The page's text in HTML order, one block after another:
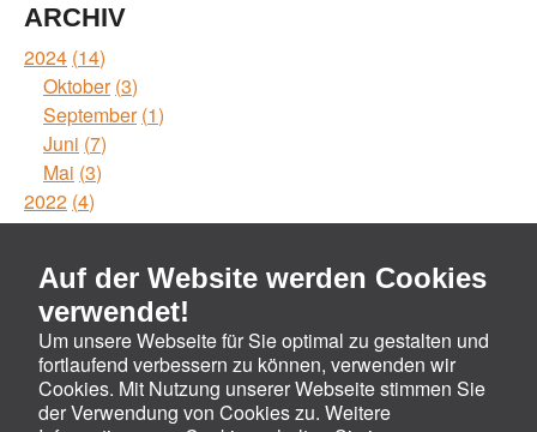
Auf der Website werden Cookies
verwendet!
Um unsere Webseite für Sie optimal zu gestalten und
fortlaufend verbessern zu können, verwenden wir
Cookies. Mit Nutzung unserer Webseite stimmen Sie
der Verwendung von Cookies zu. Weitere
ARCHIV
2024 14
Oktober 3
September 1
Juni 7
Mai 3
2022 4
Mai 1
Januar 2
RSS-FEEDS
Recent posts